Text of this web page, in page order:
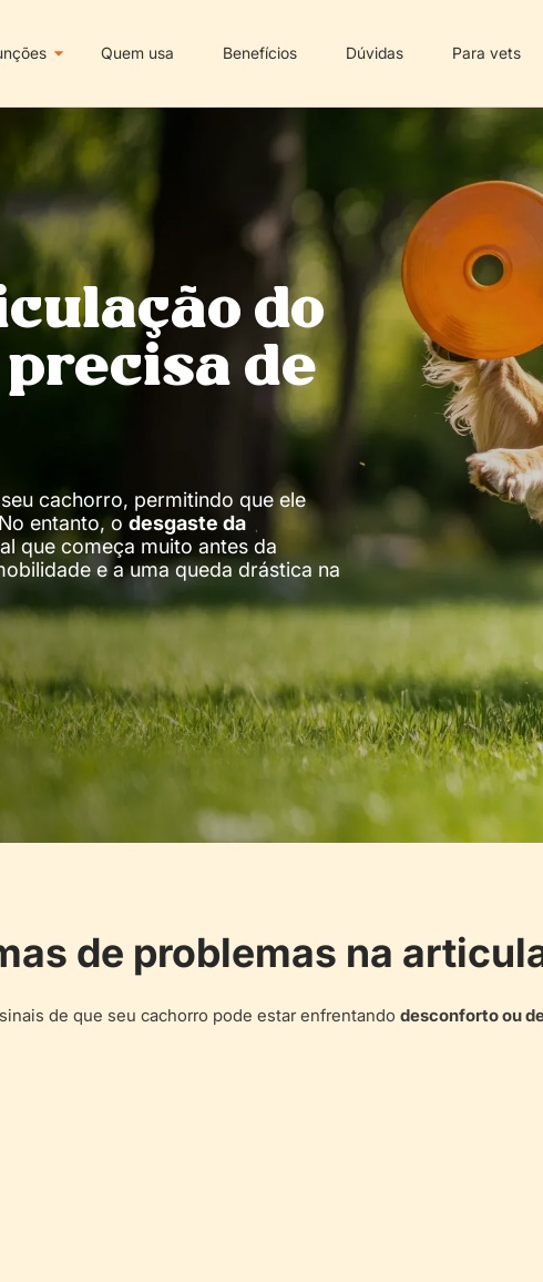
Quem usa Benefícios Dúvidas Para vets
do
de
cachorro, permitindo que ele
entanto, odesgaste da
que começa muito antes da
e a uma queda drástica na
de problemas na
de que seu cachorro pode estar enfrentando desconforto ou